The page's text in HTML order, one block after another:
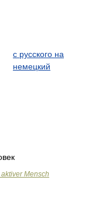
с русского на
немецкий
Mensch